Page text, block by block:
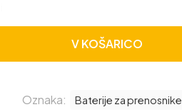
V KOŠARICO
Oznaka: Baterije za prenosnike